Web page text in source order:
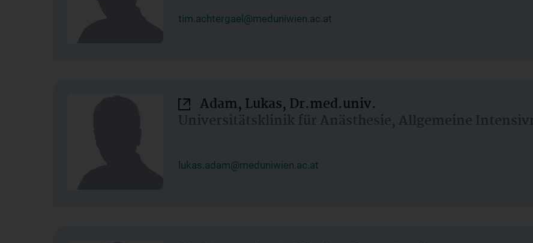
tim.achtergael@meduniwien.ac.at
Adam, Lukas, Dr.med.univ.
Universitätsklinik für Anästhesie, Allgemeine
lukas.adam@meduniwien.ac.at